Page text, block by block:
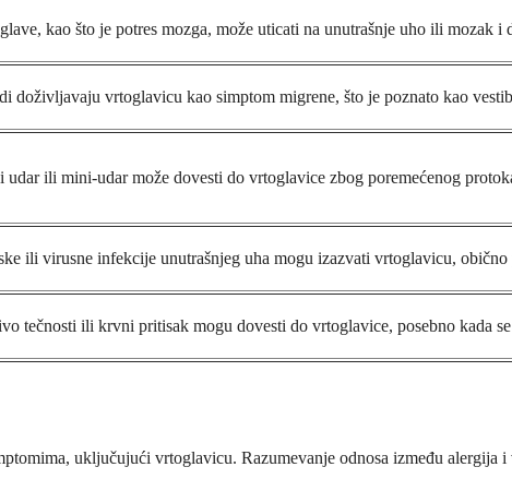
kao što je potres mozga, može uticati na unutrašnje uho ili mozak i
doživljavaju vrtoglavicu kao simptom migrene, što je poznato kao
udar ili mini-udar može dovesti do vrtoglavice zbog poremećenog
ili virusne infekcije unutrašnjeg uha mogu izazvati vrtoglavicu,
tečnosti ili krvni pritisak mogu dovesti do vrtoglavice, posebno kada se
uključujući vrtoglavicu. Razumevanje odnosa između alergija